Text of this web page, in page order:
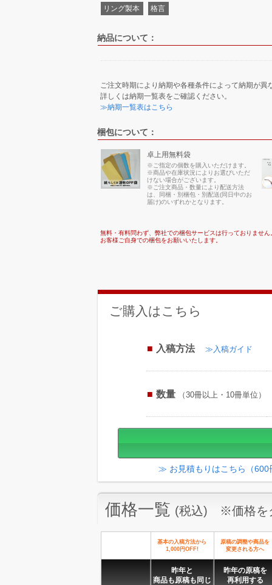
リング製本 格言
納品について：
ご注文時期により納期や各種条件によって納期が異
詳しくは納期一覧表をご確認ください。
≫納期一覧表はこちら
梱包について：
卓上用無料袋
※ご指定の個数を購入いただけます。
※商品や在庫状況によりお選びいただ
けない場合がございます。
※ご注文商品・数量により配送方法
は、同梱・別梱包・別配送(同日中のお
届け)のいずれかとなります。
無料・有料問わず、弊社での梱包サービスは行っておりません
お客様ご自身での梱包をお願いいたします。
ご購入はこちら
入稿方法 ≫入稿ガイド
数量 （30冊以上・10冊単位）
≫ お見積もりはこちら（600
価格一覧 (税込) ※価格を
基本の入稿方法から
1,000円OFF!
原稿の調整や商品を
変更される方へ
昨年と
商品も原稿も同じ
昨年の原稿を
再利用する